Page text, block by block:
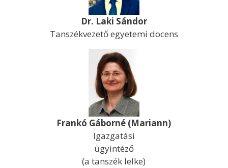
Dr. Laki Sándor
Tanszékvezető egyetemi docens
Frankó Gáborné (Mariann)
Igazgatási
ügyintéző
(a tanszék lelke)